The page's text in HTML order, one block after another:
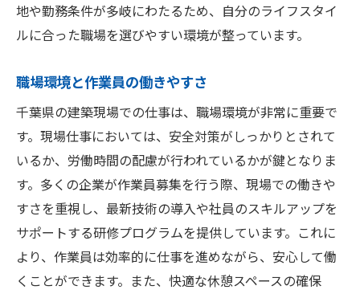
地や勤務条件が多岐にわたるため、自分のライフスタイ
ルに合った職場を選びやすい環境が整っています。
職場環境と作業員の働きやすさ
千葉県の建築現場での仕事は、職場環境が非常に重要で
す。現場仕事においては、安全対策がしっかりとされて
いるか、労働時間の配慮が行われているかが鍵となりま
す。多くの企業が作業員募集を行う際、現場での働きや
すさを重視し、最新技術の導入や社員のスキルアップを
サポートする研修プログラムを提供しています。これに
より、作業員は効率的に仕事を進めながら、安心して働
くことができます。また、快適な休憩スペースの確保